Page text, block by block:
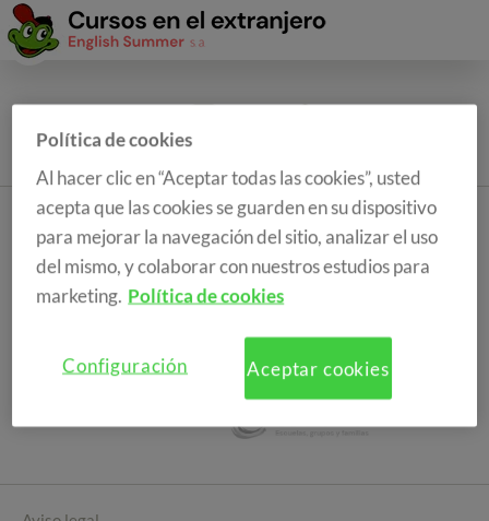
Política de cookies
Al hacer clic en “Aceptar todas las cookies”, usted
acepta que las cookies se guarden en su dispositivo
para mejorar la navegación del sitio, analizar el uso
del mismo, y colaborar con nuestros estudios para
marketing. Política de cookies
Aceptar cookies
Configuración